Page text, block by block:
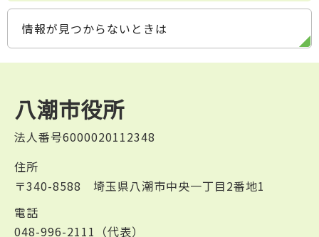
情報が見つからないときは
八潮市役所
法人番号6000020112348
住所
〒340-8588 埼玉県八潮市中央一丁目2番地1
電話
048-996-2111（代表）